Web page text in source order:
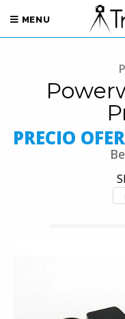
MENU
PRECIO